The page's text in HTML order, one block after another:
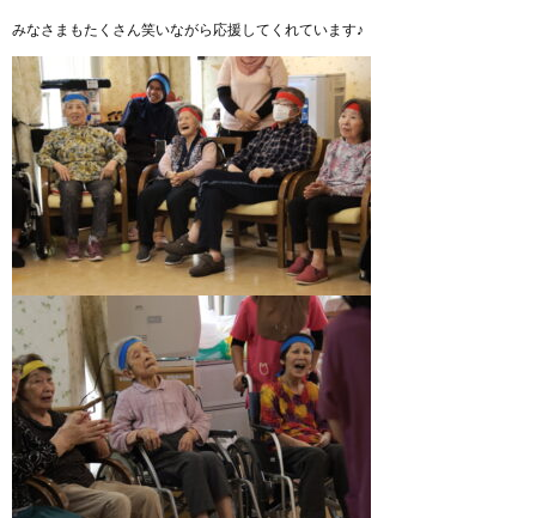
みなさまもたくさん笑いながら応援してくれています♪